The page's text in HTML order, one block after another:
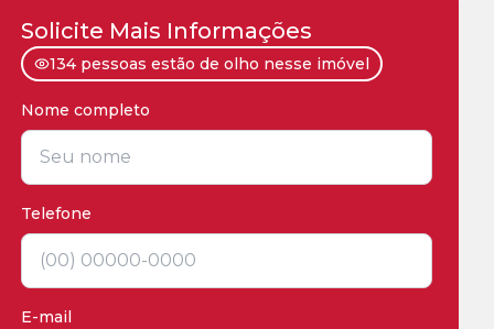
Solicite Mais Informações
134 pessoas estão de olho nesse imóvel
Nome completo
Telefone
E-mail